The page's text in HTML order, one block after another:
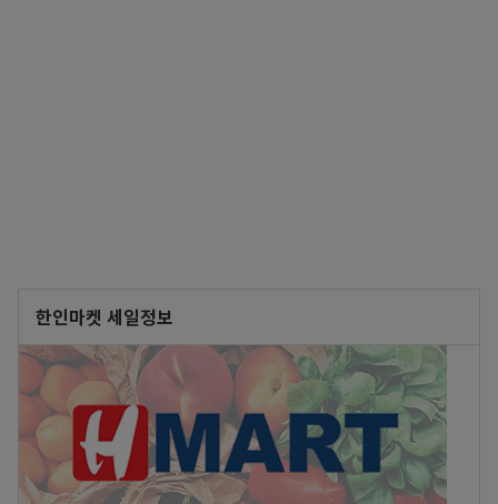
한인마켓 세일정보